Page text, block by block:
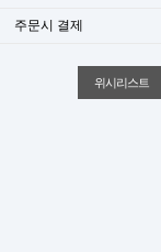
주문시 결제
위시리스트